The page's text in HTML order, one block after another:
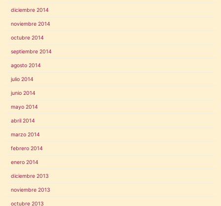
diciembre 2014
noviembre 2014
octubre 2014
septiembre 2014
agosto 2014
julio 2014
junio 2014
mayo 2014
abril 2014
marzo 2014
febrero 2014
enero 2014
diciembre 2013
noviembre 2013
octubre 2013